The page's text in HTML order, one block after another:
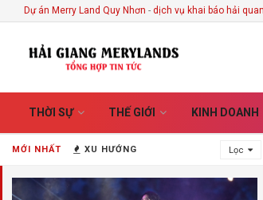
MỚI NHẤT XU HƯỚNG Lọc
Dự án Merry Land Quy Nhơn - dịch vụ khai báo hải
THỜI SỰ THẾ GIỚI KINH DOANH